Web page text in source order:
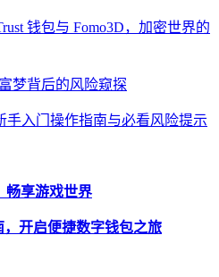
钱包与 Fomo3D，加密世界的
梦背后的风险窥探
手入门操作指南与必看风险提示
畅享游戏世界
，开启便捷数字钱包之旅